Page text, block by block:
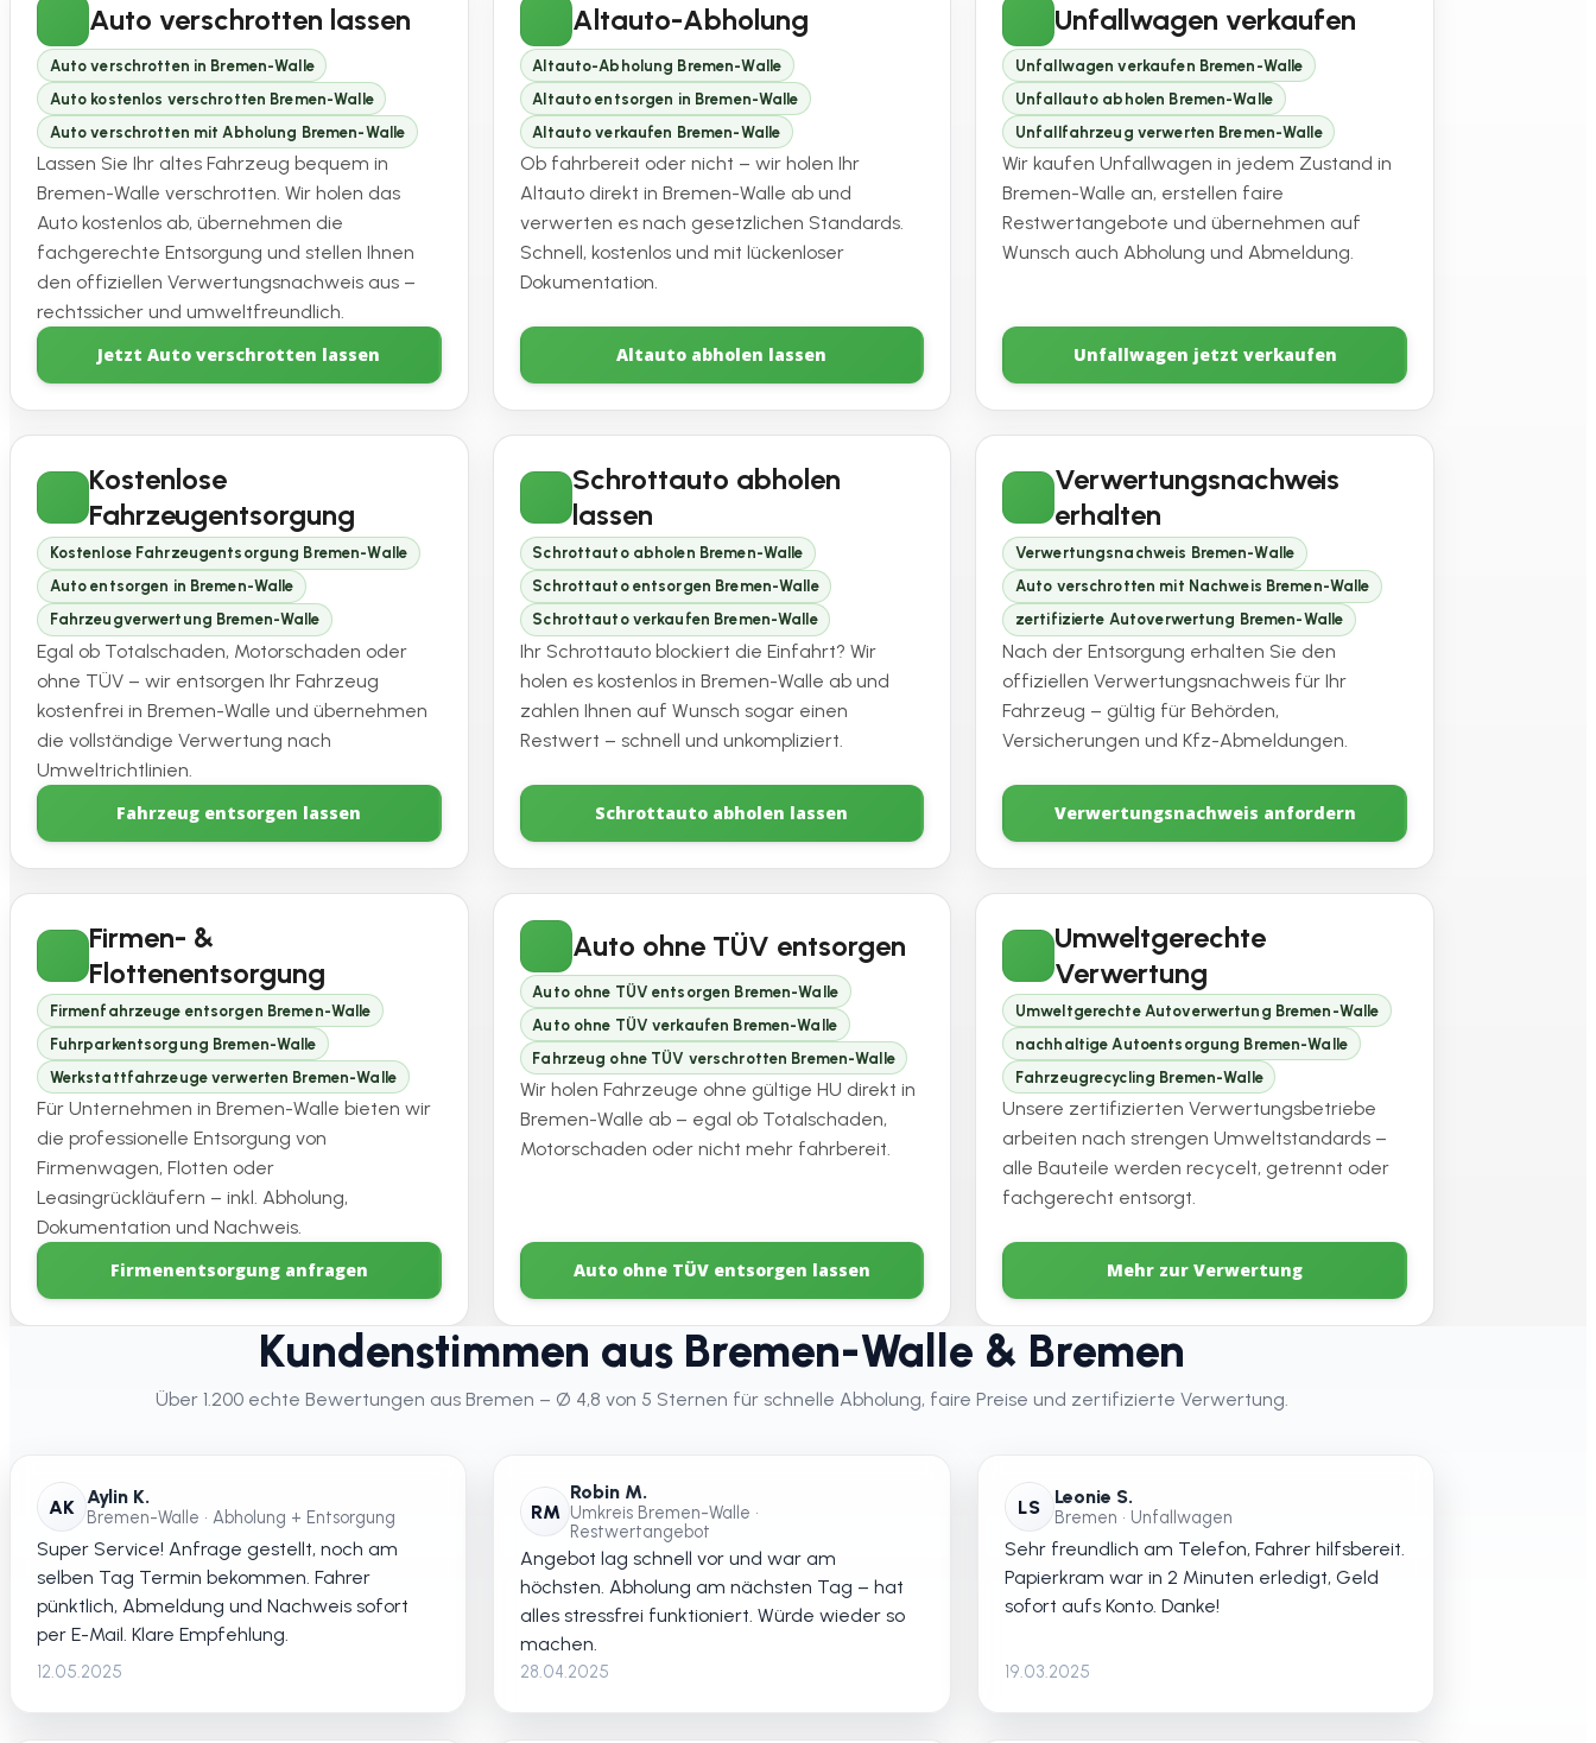
Auto verschrotten lassen
Auto verschrotten in Bremen-Walle
Auto kostenlos verschrotten Bremen-Walle
Auto verschrotten mit Abholung Bremen-Walle
Lassen Sie Ihr altes Fahrzeug bequem in
Bremen-Walle verschrotten. Wir holen das
Auto kostenlos ab, übernehmen die
fachgerechte Entsorgung und stellen Ihnen
den offiziellen Verwertungsnachweis aus –
rechtssicher und umweltfreundlich.
Jetzt Auto verschrotten lassen
Altauto-Abholung
Altauto-Abholung Bremen-Walle
Altauto entsorgen in Bremen-Walle
Altauto verkaufen Bremen-Walle
Ob fahrbereit oder nicht – wir holen Ihr
Altauto direkt in Bremen-Walle ab und
verwerten es nach gesetzlichen Standards.
Schnell, kostenlos und mit lückenloser
Dokumentation.
Altauto abholen lassen
Unfallwagen verkaufen
Unfallwagen verkaufen Bremen-Walle
Unfallauto abholen Bremen-Walle
Unfallfahrzeug verwerten Bremen-Walle
Wir kaufen Unfallwagen in jedem Zustand in
Bremen-Walle an, erstellen faire
Restwertangebote und übernehmen auf
Wunsch auch Abholung und Abmeldung.
Unfallwagen jetzt verkaufen
Kostenlose
Fahrzeugentsorgung
Kostenlose Fahrzeugentsorgung Bremen-Walle
Auto entsorgen in Bremen-Walle
Fahrzeugverwertung Bremen-Walle
Egal ob Totalschaden, Motorschaden oder
ohne TÜV – wir entsorgen Ihr Fahrzeug
kostenfrei in Bremen-Walle und übernehmen
die vollständige Verwertung nach
Umweltrichtlinien.
Fahrzeug entsorgen lassen
Schrottauto abholen
lassen
Schrottauto abholen Bremen-Walle
Schrottauto entsorgen Bremen-Walle
Schrottauto verkaufen Bremen-Walle
Ihr Schrottauto blockiert die Einfahrt? Wir
holen es kostenlos in Bremen-Walle ab und
zahlen Ihnen auf Wunsch sogar einen
Restwert – schnell und unkompliziert.
Schrottauto abholen lassen
Verwertungsnachweis
erhalten
Verwertungsnachweis Bremen-Walle
Auto verschrotten mit Nachweis Bremen-Walle
zertifizierte Autoverwertung Bremen-Walle
Nach der Entsorgung erhalten Sie den
offiziellen Verwertungsnachweis für Ihr
Fahrzeug – gültig für Behörden,
Versicherungen und Kfz-Abmeldungen.
Verwertungsnachweis anfordern
Firmen- &
Flottenentsorgung
Firmenfahrzeuge entsorgen Bremen-Walle
Fuhrparkentsorgung Bremen-Walle
Werkstattfahrzeuge verwerten Bremen-Walle
Für Unternehmen in Bremen-Walle bieten wir
die professionelle Entsorgung von
Firmenwagen, Flotten oder
Leasingrückläufern – inkl. Abholung,
Dokumentation und Nachweis.
Firmenentsorgung anfragen
Auto ohne TÜV entsorgen
Auto ohne TÜV entsorgen Bremen-Walle
Auto ohne TÜV verkaufen Bremen-Walle
Fahrzeug ohne TÜV verschrotten Bremen-Walle
Wir holen Fahrzeuge ohne gültige HU direkt in
Bremen-Walle ab – egal ob Totalschaden,
Motorschaden oder nicht mehr fahrbereit.
Auto ohne TÜV entsorgen lassen
Umweltgerechte
Verwertung
Umweltgerechte Autoverwertung Bremen-Walle
nachhaltige Autoentsorgung Bremen-Walle
Fahrzeugrecycling Bremen-Walle
Unsere zertifizierten Verwertungsbetriebe
arbeiten nach strengen Umweltstandards –
alle Bauteile werden recycelt, getrennt oder
fachgerecht entsorgt.
Mehr zur Verwertung
Kundenstimmen aus Bremen-Walle & Bremen
Über 1.200 echte Bewertungen aus Bremen – Ø 4,8 von 5 Sternen für schnelle Abholung, faire Preise und zertifizierte Verwertung.
AK Aylin K.
Bremen-Walle • Abholung + Entsorgung
Super Service! Anfrage gestellt, noch am
selben Tag Termin bekommen. Fahrer
pünktlich, Abmeldung und Nachweis sofort
per E-Mail. Klare Empfehlung.
12.05.2025
RM
Robin M.
Umkreis Bremen-Walle •
Restwertangebot
Angebot lag schnell vor und war am
höchsten. Abholung am nächsten Tag – hat
alles stressfrei funktioniert. Würde wieder so
machen.
28.04.2025
LS Leonie S.
Bremen • Unfallwagen
Sehr freundlich am Telefon, Fahrer hilfsbereit.
Papierkram war in 2 Minuten erledigt, Geld
sofort aufs Konto. Danke!
19.03.2025